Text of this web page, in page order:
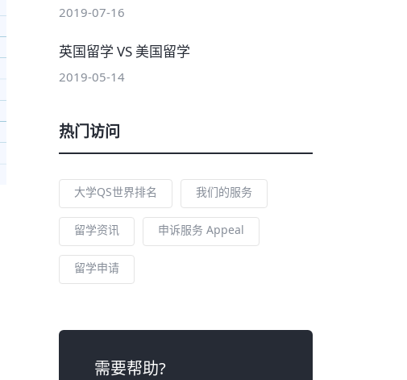
2019-07-16
英国留学 VS 美国留学
2019-05-14
热门访问
大学QS世界排名 我们的服务
留学资讯 申诉服务 Appeal
留学申请
需要帮助?